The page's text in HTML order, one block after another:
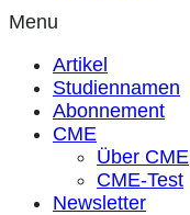
Menu
Artikel
Studiennamen
Abonnement
CME
Über CME
CME-Test
Newsletter